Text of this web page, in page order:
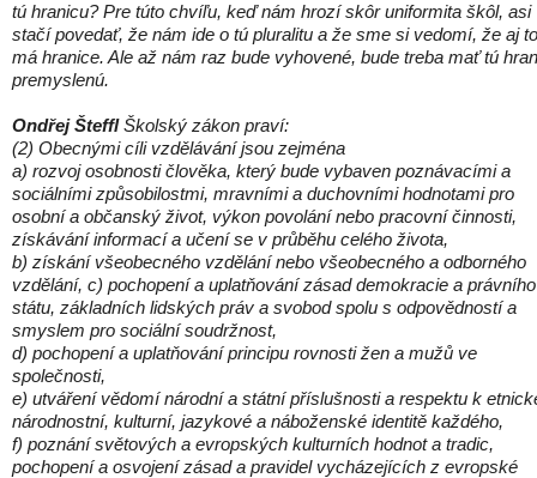
tú hranicu? Pre túto chvíľu, keď nám hrozí skôr uniformita škôl, asi
stačí povedať, že nám ide o tú pluralitu a že sme si vedomí, že aj to
má hranice. Ale až nám raz bude vyhovené, bude treba mať tú
premyslenú.
Ondřej ŠtefflŠkolský zákon praví:
(2) Obecnými cíli vzdělávání jsou zejména
a) rozvoj osobnosti člověka, který bude vybaven poznávacími a
sociálními způsobilostmi, mravními a duchovními hodnotami pro
osobní a občanský život, výkon povolání nebo pracovní činnosti,
získávání informací a učení se v průběhu celého života,
b) získání všeobecného vzdělání nebo všeobecného a odborného
vzdělání, c) pochopení a uplatňování zásad demokracie a právního
státu, základních lidských práv a svobod spolu s odpovědností a
smyslem pro sociální soudržnost,
d) pochopení a uplatňování principu rovnosti žen a mužů ve
společnosti,
e) utváření vědomí národní a státní příslušnosti a respektu k
národnostní, kulturní, jazykové a náboženské identitě každého,
f) poznání světových a evropských kulturních hodnot a tradic,
pochopení a osvojení zásad a pravidel vycházejících z evropské